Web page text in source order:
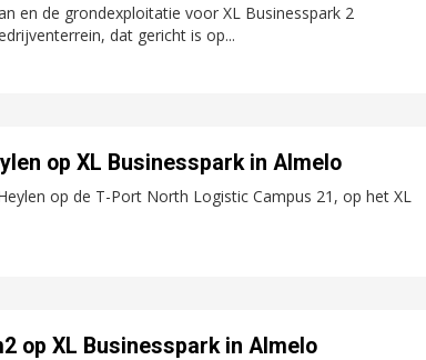
en de grondexploitatie voor XL Businesspark 2
dat gericht is op...
op XL Businesspark in Almelo
op de T-Port North Logistic Campus 21, op het XL
op XL Businesspark in Almelo